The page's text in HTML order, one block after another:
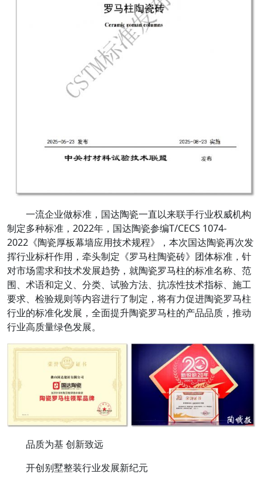
一流企业做标准，国达陶瓷一直以来联手行业权威机构
制定多种标准，2022年，国达陶瓷参编T/CECS 1074-
2022《陶瓷厚板幕墙应用技术规程》，本次国达陶瓷再次发
挥行业标杆作用，牵头制定《罗马柱陶瓷砖》团体标准，针
对市场需求和技术发展趋势，就陶瓷罗马柱的标准名称、范
围、术语和定义、分类、试验方法、抗冻性技术指标、施工
要求、检验规则等内容进行了制定，将有力促进陶瓷罗马柱
行业的标准化发展，全面提升陶瓷罗马柱的产品品质，推动
行业高质量绿色发展。
品质为基 创新致远
开创别墅整装行业发展新纪元